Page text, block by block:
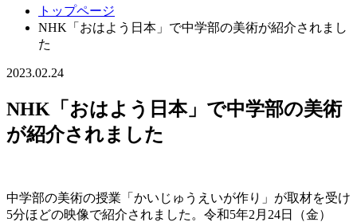
トップページ
NHK「おはよう日本」で中学部の美術が紹介されまし
た
2023.02.24
NHK「おはよう日本」で中学部の美術
が紹介されました
中学部の美術の授業「かいじゅうえいが作り」が取材を受け
5分ほどの映像で紹介されました。令和5年2月24日（金）